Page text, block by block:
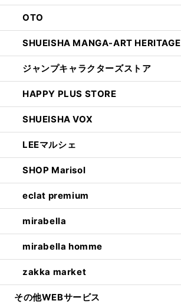
OTO
SHUEISHA MANGA-ART HERITAGE
ジャンプキャラクターズストア
HAPPY PLUS STORE
SHUEISHA VOX
LEEマルシェ
SHOP Marisol
eclat premium
mirabella
mirabella homme
zakka market
その他WEBサービス